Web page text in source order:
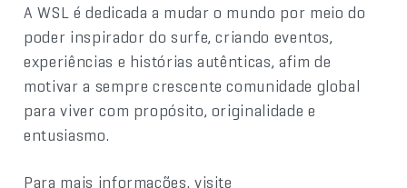
A WSL é dedicada a mudar o mundo por meio do
poder inspirador do surfe, criando eventos,
experiências e histórias autênticas, afim de
motivar a sempre crescente comunidade global
para viver com propósito, originalidade e
entusiasmo.
Para mais informações, visite